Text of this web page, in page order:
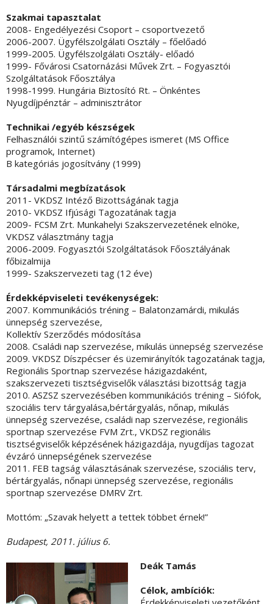
Szakmai tapasztalat
2008- Engedélyezési Csoport – csoportvezető
2006-2007. Ügyfélszolgálati Osztály – főelőadó
1999-2005. Ügyfélszolgálati Osztály- előadó
1999- Fővárosi Csatornázási Művek Zrt. – Fogyasztói
Szolgáltatások Főosztálya
1998-1999. Hungária Biztosító Rt. – Önkéntes
Nyugdíjpénztár – adminisztrátor
Technikai /egyéb készségek
Felhasználói szintű számítógépes ismeret (MS Office
programok, Internet)
B kategóriás jogosítvány (1999)
Társadalmi megbízatások
2011- VKDSZ Intéző Bizottságának tagja
2010- VKDSZ Ifjúsági Tagozatának tagja
2009- FCSM Zrt. Munkahelyi Szakszervezetének elnöke,
VKDSZ választmány tagja
2006-2009. Fogyasztói Szolgáltatások Főosztályának
főbizalmija
1999- Szakszervezeti tag (12 éve)
Érdekképviseleti tevékenységek:
2007. Kommunikációs tréning – Balatonzamárdi, mikulás
ünnepség szervezése,
Kollektív Szerződés módosítása
2008. Családi nap szervezése, mikulás ünnepség szervezése
2009. VKDSZ Díszpécser és üzemirányítók tagozatának tagja,
Regionális Sportnap szervezése házigazdaként,
szakszervezeti tisztségviselők választási bizottság tagja
2010. ASZSZ szervezésében kommunikációs tréning – Siófok,
szociális terv tárgyalása,bértárgyalás, nőnap, mikulás
ünnepség szervezése, családi nap szervezése, regionális
sportnap szervezése FVM Zrt., VKDSZ regionális
tisztségviselők képzésének házigazdája, nyugdíjas tagozat
évzáró ünnepségének szervezése
2011. FEB tagság választásának szervezése, szociális terv,
bértárgyalás, nőnapi ünnepség szervezése, regionális
sportnap szervezése DMRV Zrt.
Mottóm: „Szavak helyett a tettek többet érnek!”
Budapest, 2011. július 6.
Deák Tamás
Célok, ambíciók: